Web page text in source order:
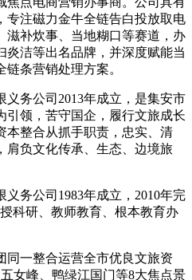
专注磁力金牛全链告白投放取电
滋补炊事、当地糊口等赛道，办
炎洁等出名品牌，并深度赋能当
条营销处理方案。
务公司2013年成立，是集安市
引领，苦守国企，履行文旅成长
本整合从抓手职责，忠实、清
肩负文化传承、生态、边境旅
务公司1983年成立，2010年完
科研、教师教育、根本教育办
一整合运营全市优良文旅资
女峰、鸭绿江国门等8大焦点景